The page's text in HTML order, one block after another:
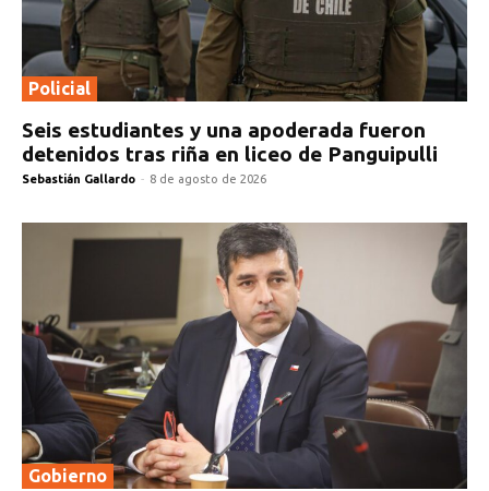
Policial
Seis estudiantes y una apoderada fueron
detenidos tras riña en liceo de Panguipulli
Sebastián Gallardo - 8 de agosto de 2026
Gobierno